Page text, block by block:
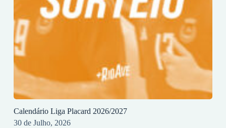
Calendário Liga Placard 2026/2027
30 de Julho, 2026